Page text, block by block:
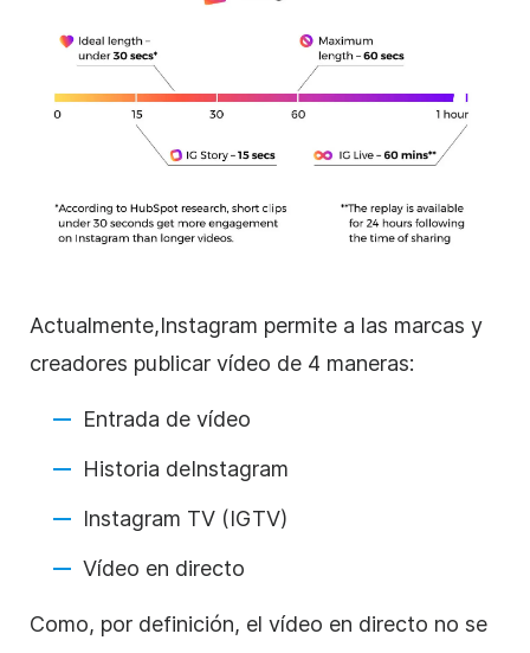
Actualmente,Instagram permite a las marcas y
creadores publicar vídeo de 4 maneras:
Entrada de vídeo
Historia deInstagram
Instagram TV (IGTV)
Vídeo en directo
Como, por definición, el vídeo en directo no se